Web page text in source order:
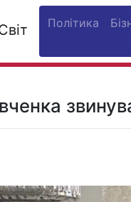
Політика